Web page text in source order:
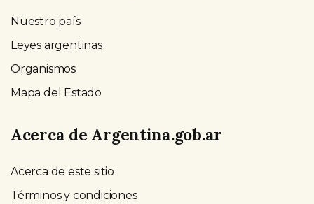
Nuestro país
Leyes argentinas
Organismos
Mapa del Estado
Acerca de Argentina.gob.ar
Acerca de este sitio
Términos y condiciones